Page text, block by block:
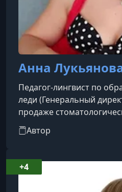
Анна
Педагог-лингвист по
леди (Генеральный
продаже
создатель проекта «Арс
итальянского «Искусство
программ на тему
сексуальности и
видеокурсов:-
Автор
+4